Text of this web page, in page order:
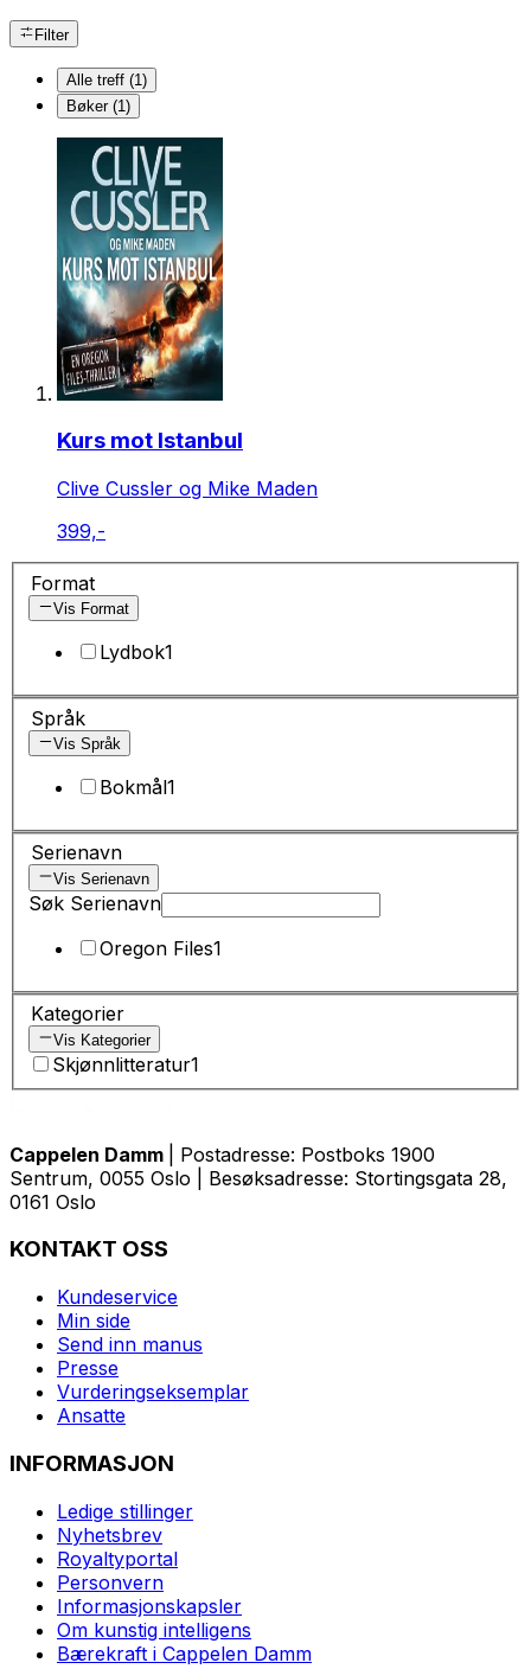
Filter
Alle treff (1)
Bøker (1)
Kurs mot Istanbul
Clive Cussler og Mike Maden
399,-
Format
Vis Format
Lydbok1
Språk
Vis Språk
Bokmål1
Serienavn
Vis Serienavn
Søk Serienavn
Oregon Files1
Kategorier
Vis Kategorier
Skjønnlitteratur1
Cappelen Damm
| Postadresse: Postboks 1900
Sentrum, 0055 Oslo | Besøksadresse: Stortingsgata 28,
0161 Oslo
KONTAKT OSS
Kundeservice
Min side
Send inn manus
Presse
Vurderingseksemplar
Ansatte
INFORMASJON
Ledige stillinger
Nyhetsbrev
Royaltyportal
Personvern
Informasjonskapsler
Om kunstig intelligens
Bærekraft i Cappelen Damm